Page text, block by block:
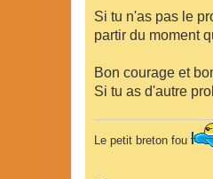
Si tu n'as pas le
partir du moment
Bon courage et
Si tu as d'autre
Le petit breton fou